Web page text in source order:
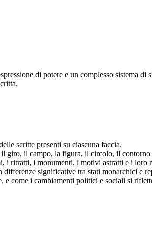
di potere e un complesso sistema di
scritte presenti su ciascuna faccia.
giro, il campo, la figura, il circolo, il contorno
i ritratti, i monumenti, i motivi astratti e i loro
differenze significative tra stati monarchici e
e come i cambiamenti politici e sociali si